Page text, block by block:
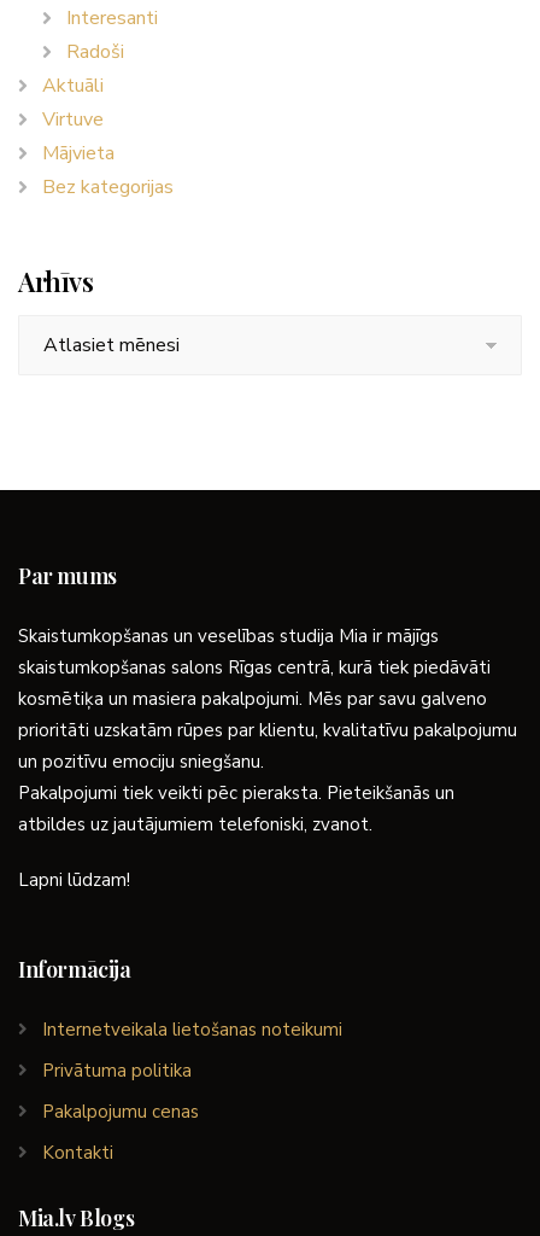
Interesanti
Radoši
Aktuāli
Virtuve
Mājvieta
Bez kategorijas
Arhīvs
Par mums
Skaistumkopšanas un veselības studija Mia ir mājīgs
skaistumkopšanas salons Rīgas centrā, kurā tiek piedāvāti
kosmētiķa un masiera pakalpojumi. Mēs par savu galveno
prioritāti uzskatām rūpes par klientu, kvalitatīvu pakalpojumu
un pozitīvu emociju sniegšanu.
Pakalpojumi tiek veikti pēc pieraksta. Pieteikšanās un
atbildes uz jautājumiem telefoniski, zvanot.
Lapni lūdzam!
Informācija
Internetveikala lietošanas noteikumi
Privātuma politika
Pakalpojumu cenas
Kontakti
Mia.lv Blogs